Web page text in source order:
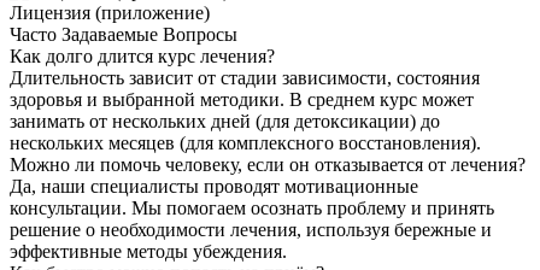
Лицензия (приложение)
Часто Задаваемые Вопросы
Как долго длится курс лечения?
Длительность зависит от стадии зависимости, состояния
здоровья и выбранной методики. В среднем курс может
занимать от нескольких дней (для детоксикации) до
нескольких месяцев (для комплексного восстановления).
Можно ли помочь человеку, если он отказывается от лечения?
Да, наши специалисты проводят мотивационные
консультации. Мы помогаем осознать проблему и принять
решение о необходимости лечения, используя бережные и
эффективные методы убеждения.